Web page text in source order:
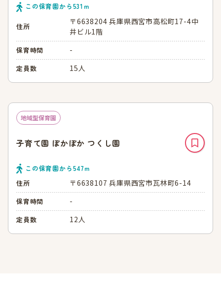
この保育園から531 ｍ
住所
〒6638204 兵庫県西宮市高松町17-4中
井ビル1階
保育時間 -
定員数 15人
地域型保育園
子育て園 ぽかぽか つくし園
この保育園から547ｍ
住所
〒6638107 兵庫県西宮市瓦林町6-14
保育時間 -
定員数 12人